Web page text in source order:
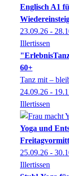
Englisch A1
23.09.26 -
Illertissen
60+
Tanz mit –
24.09.26 -
Illertissen
Yoga und
25.09.26 -
Illertissen